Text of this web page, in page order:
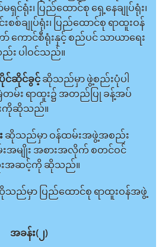
င်ရုံး၊ ပြည်ထောင်စု ရှေ့နေချုပ်ရုံး၊
းစစ်ချုပ်ရုံး၊ ပြည်ထောင်စု ရာထူးဝန်
ာ် ကောင်စီရုံးနှင့် စည်ပင် သာယာရေး
ည်း ပါဝင်သည်။
င်ဆိုင်ခွင့် ဆိုသည်မှာ ဖွဲ့စည်းပုံပါ
မ်း ရာထူး၌ အတည်ပြု ခန့်အပ်
းကိုဆိုသည်။
ဆိုသည်မှာ ဝန်ထမ်းအဖွဲ့အစည်း
အမျိုး အစားအလိုက် စတင်ဝင်
းအဆင့်ကို ဆိုသည်။
သည်မှာ ပြည်ထောင်စု ရာထူးဝန်အဖွဲ့
အခန်း(၂)